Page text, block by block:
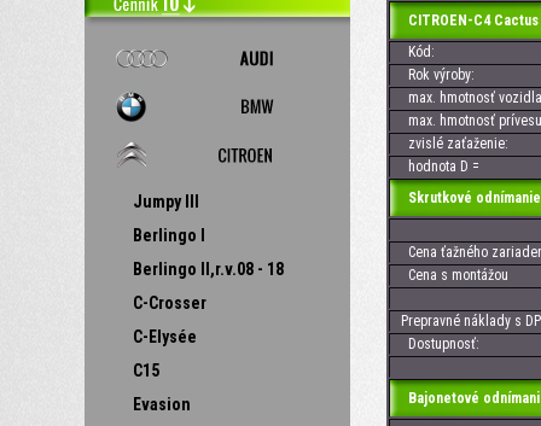
Jumpy III
Berlingo I
Berlingo II,r.v.08 - 18
C-Crosser
C-Elysée
C15
Evasion
CITROEN-C4
Kód:
Rok výroby:
max. hmotnosť
max. hmotnosť
zvislé zaťaženie:
hodnota D =
Skrutkové
Cena ťažného
Cena s montážou
Prepravné náklady s
Dostupnosť:
Bajonetové